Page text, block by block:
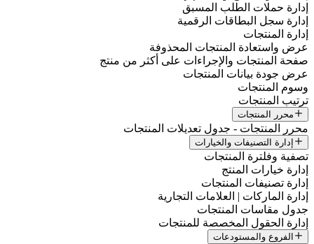
إدارة حملات الطلب المسبق
إدارة سجل البطاقات الرقمية
إدارة المنتجات
عرض واستعادة المنتجات المحذوفة
صفحة المنتجات والإجراءات على أكثر من منتج
عرض جودة بيانات المنتجات
وسوم المنتجات
ترتيب المنتجات
محرر المنتجات
محرر المنتجات - جدول تعديلات المنتجات
إدارة التصنيفات والخيارات
تصفية وفلترة المنتجات
إدارة خيارات المنتج
إدارة تصنيفات المنتجات
إدارة الماركات | العلامات التجارية
جدول مقاسات المنتجات
إدارة الحقول المخصصة للمنتجات
الفروع والمستودعات